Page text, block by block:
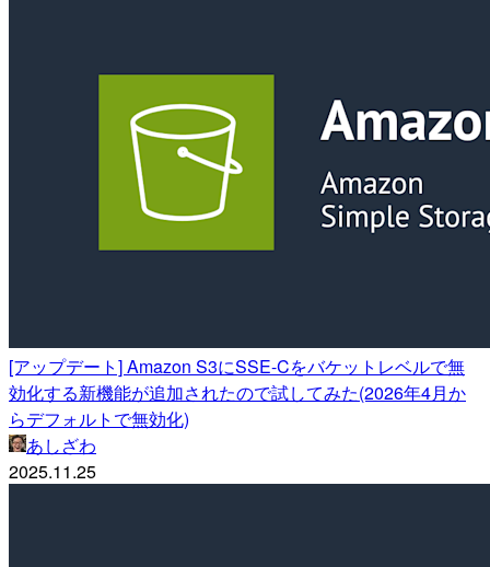
[アップデート] Amazon S3にSSE-Cをバケットレベルで無
効化する新機能が追加されたので試してみた(2026年4月か
らデフォルトで無効化)
あしざわ
2025.11.25